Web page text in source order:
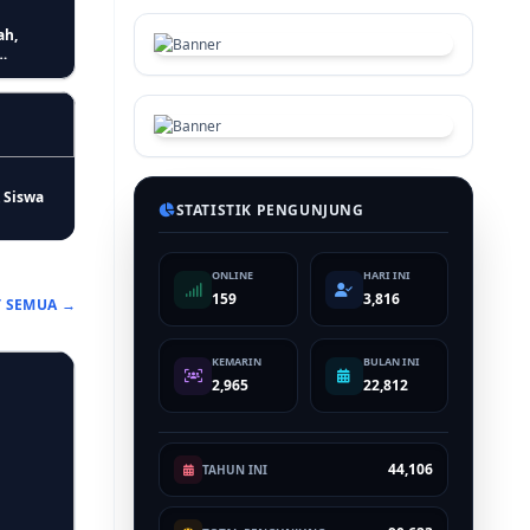
SEMUA →
STATISTIK PENGUNJUNG
ONLINE
159
HARI INI
3,816
KEMARIN
2,965
BULAN INI
22,812
TAHUN INI 44,106